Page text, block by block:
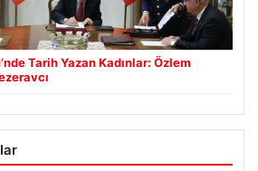
Tarih Yazan Kadınlar: Özlem